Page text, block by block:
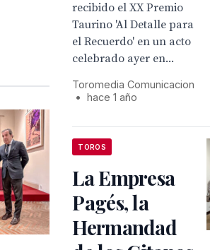
recibido el XX Premio
Taurino 'Al Detalle para
el Recuerdo' en un acto
celebrado ayer en...
Toromedia Comunicacion
•
hace 1 año
TOROS
La Empresa
Pagés, la
Hermandad